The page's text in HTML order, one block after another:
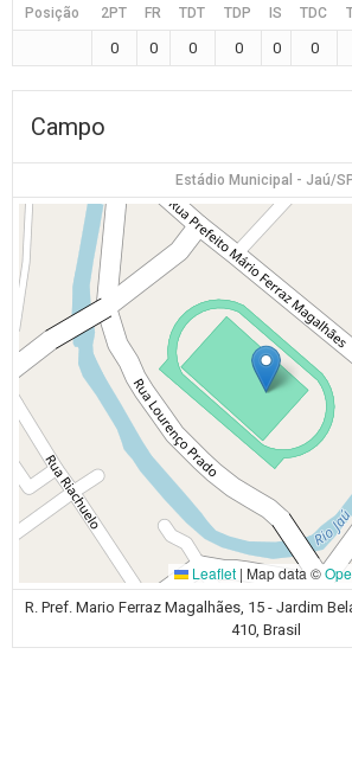
Posição 2PT FR TDT TDP IS TDC
0 0 0 0 0 0
Campo
Estádio Municipal - Jaú/
Leaflet | Map data ©
R. Pref. Mario Ferraz Magalhães, 15 - Jardim
410, Brasil